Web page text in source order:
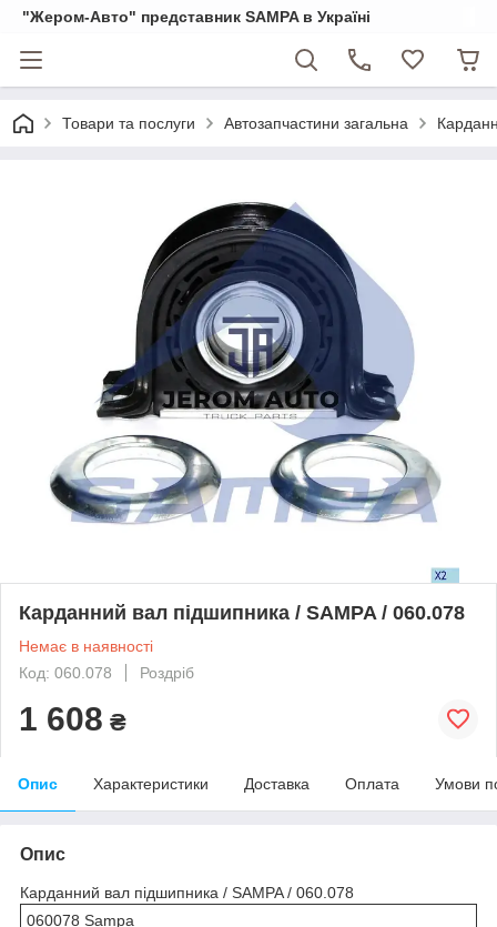
"Жером-Авто" представник SAMPA в Україні
Товари та послуги Автозапчастини загальна
Карданний вал підшипника / SAMPA / 060.078
Немає в наявності
Код: 060.078
Роздріб
1 608 ₴
Опис Характеристики Доставка Оплата Умови
Опис
Карданний вал підшипника / SAMPA / 060.078
060078 Sampa